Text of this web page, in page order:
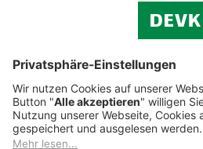
Cookie-Einstellungen
Datenschutz